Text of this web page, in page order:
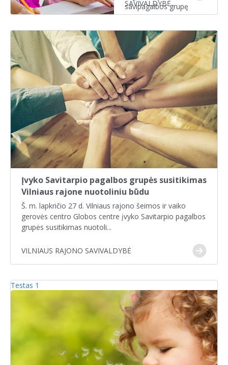
savipagalbos grupę
Kretingos rajone gyven...
SAVIVALDYBĖ
Įvyko Savitarpio pagalbos grupės susitikimas
Vilniaus rajone nuotoliniu būdu
Š. m. lapkričio 27 d. Vilniaus rajono šeimos ir vaiko
gerovės centro Globos centre įvyko Savitarpio pagalbos
grupės susitikimas nuotoli...
VILNIAUS RAJONO SAVIVALDYBĖ
Testas 1